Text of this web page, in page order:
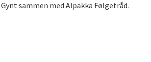
sammen med Alpakka Følgetråd.